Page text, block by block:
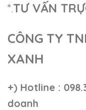
*.TƯ VẤN
CÔNG TY
XANH
+) Hotline :
doanh